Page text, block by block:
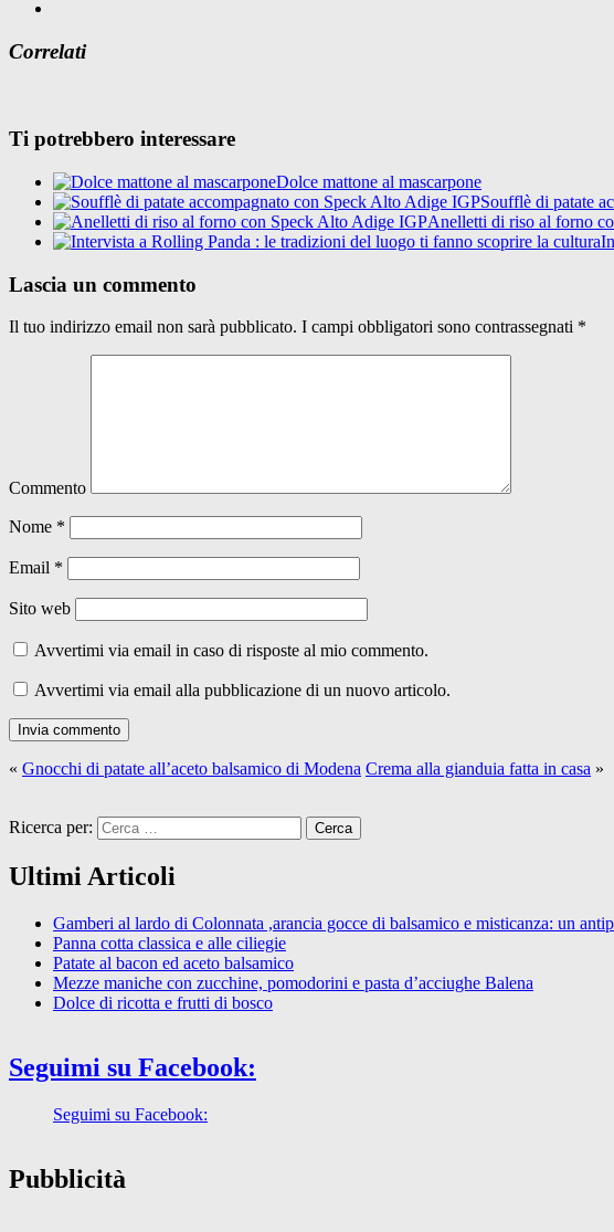
Correlati
Ti potrebbero interessare
Dolce mattone al mascarpone
Soufflè di patate
Anelletti di riso al forno
Lascia un commento
Il tuo indirizzo email non sarà pubblicato. I campi obbligatori sono contrassegnati *
Commento
Nome *
Email *
Sito web
Avvertimi via email in caso di risposte al mio commento.
Avvertimi via email alla pubblicazione di un nuovo articolo.
« Gnocchi di patate all’aceto balsamico di Modena Crema alla gianduia fatta in casa »
Ricerca per:
Ultimi Articoli
Gamberi al lardo di Colonnata ,arancia gocce di balsamico e misticanza: un
Panna cotta classica e alle ciliegie
Patate al bacon ed aceto balsamico
Mezze maniche con zucchine, pomodorini e pasta d’acciughe Balena
Dolce di ricotta e frutti di bosco
Seguimi su Facebook:
Seguimi su Facebook:
Pubblicità